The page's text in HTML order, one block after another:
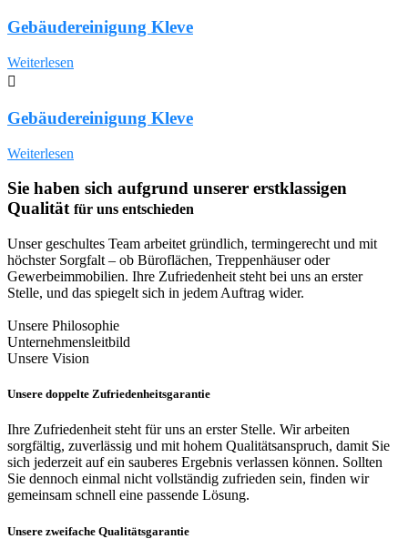
Gebäudereinigung Kleve
Weiterlesen
Gebäudereinigung Kleve
Weiterlesen
Sie haben sich aufgrund unserer erstklassigen
Qualität für uns entschieden
Unser geschultes Team arbeitet gründlich, termingerecht und mit
höchster Sorgfalt – ob Büroflächen, Treppenhäuser oder
Gewerbeimmobilien. Ihre Zufriedenheit steht bei uns an erster
Stelle, und das spiegelt sich in jedem Auftrag wider.
Unsere Philosophie
Unternehmensleitbild
Unsere Vision
Unsere doppelte Zufriedenheitsgarantie
Ihre Zufriedenheit steht für uns an erster Stelle. Wir arbeiten
sorgfältig, zuverlässig und mit hohem Qualitätsanspruch, damit Sie
sich jederzeit auf ein sauberes Ergebnis verlassen können. Sollten
Sie dennoch einmal nicht vollständig zufrieden sein, finden wir
gemeinsam schnell eine passende Lösung.
Unsere zweifache Qualitätsgarantie